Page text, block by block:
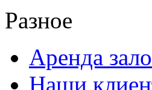
Разное
Аренда
Наши